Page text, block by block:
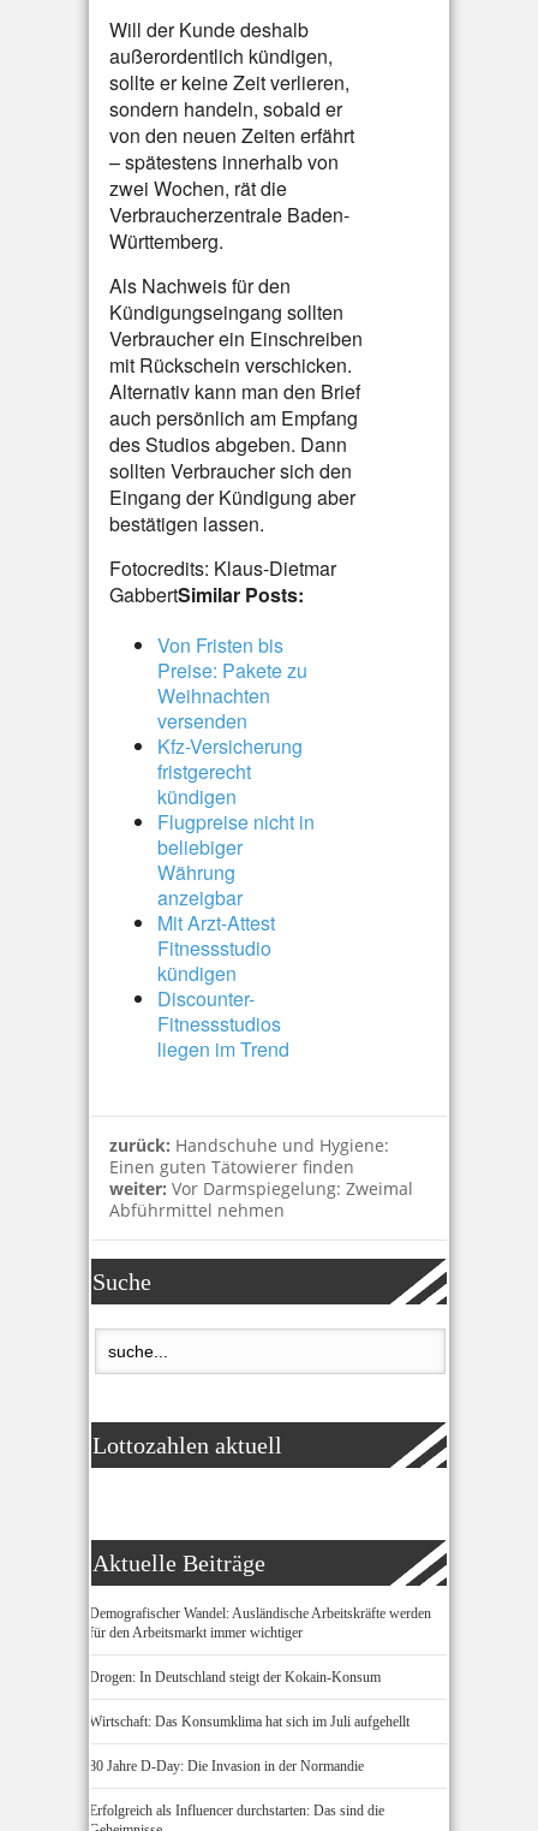
Will der Kunde deshalb
außerordentlich kündigen,
sollte er keine Zeit verlieren,
sondern handeln, sobald er
von den neuen Zeiten erfährt
– spätestens innerhalb von
zwei Wochen, rät die
Verbraucherzentrale Baden-
Württemberg.
Als Nachweis für den
Kündigungseingang sollten
Verbraucher ein Einschreiben
mit Rückschein verschicken.
Alternativ kann man den Brief
auch persönlich am Empfang
des Studios abgeben. Dann
sollten Verbraucher sich den
Eingang der Kündigung aber
bestätigen lassen.
Fotocredits: Klaus-Dietmar
GabbertSimilar Posts:
Von Fristen bis
Preise: Pakete zu
Weihnachten
versenden
Kfz-Versicherung
fristgerecht
kündigen
Flugpreise nicht in
beliebiger
Währung
anzeigbar
Mit Arzt-Attest
Fitnessstudio
kündigen
Discounter-
Fitnessstudios
liegen im Trend
zurück: Handschuhe und Hygiene:
Einen guten Tätowierer finden
weiter: Vor Darmspiegelung: Zweimal
Abführmittel nehmen
Suche
Lottozahlen aktuell
Aktuelle Beiträge
Demografischer Wandel: Ausländische Arbeitskräfte werden
für den Arbeitsmarkt immer wichtiger
Drogen: In Deutschland steigt der Kokain-Konsum
Wirtschaft: Das Konsumklima hat sich im Juli aufgehellt
80 Jahre D-Day: Die Invasion in der Normandie
Erfolgreich als Influencer durchstarten: Das sind die